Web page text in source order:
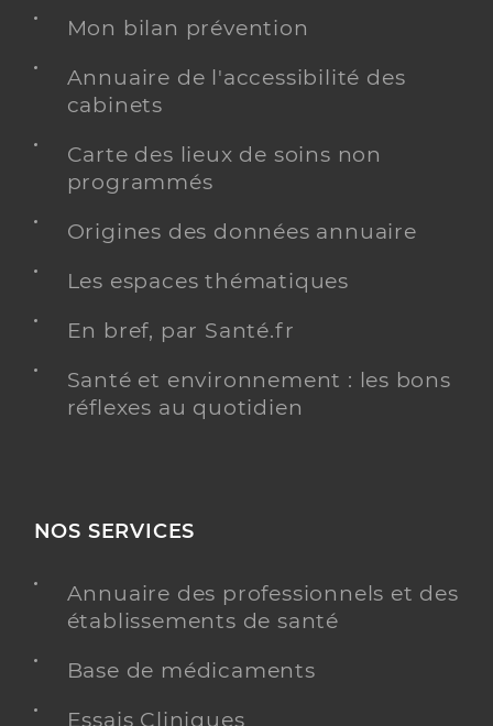
Mon bilan prévention
Annuaire de l'accessibilité des
cabinets
Carte des lieux de soins non
programmés
Origines des données annuaire
Les espaces thématiques
En bref, par Santé.fr
Santé et environnement : les bons
réflexes au quotidien
NOS SERVICES
Annuaire des professionnels et des
établissements de santé
Base de médicaments
Essais Cliniques